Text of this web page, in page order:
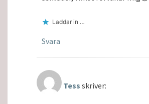
Laddar in …
Svara
Tess skriver: